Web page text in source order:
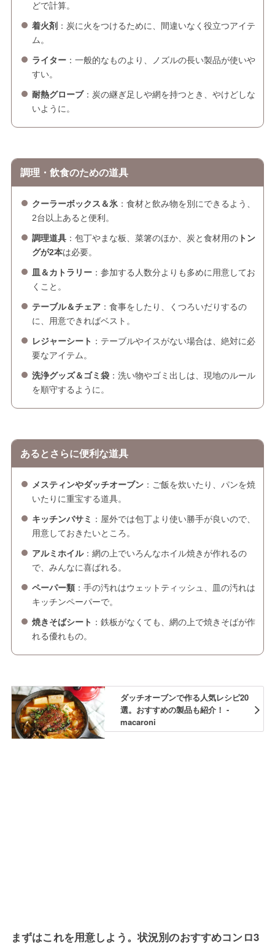
どで計算。
着火剤 ：炭に火をつけるために、間違いなく役立つアイテ
ム。
ライター：一般的なものより、ノズルの長い製品が使いや
すい。
耐熱グローブ：炭の継ぎ足しや網を持つとき、やけどしな
いように。
調理・飲食のための道具
クーラーボックス＆氷：食材と飲み物を別にできるよう、
2台以上あると便利。
調理道具：包丁やまな板、菜箸のほか、炭と食材用のトン
グが2本は必要。
皿＆カトラリー：参加する人数分よりも多めに用意してお
くこと。
テーブル＆チェア：食事をしたり、くつろいだりするの
に、用意できればベスト。
レジャーシート ：テーブルやイスがない場合は、絶対に必
要なアイテム。
洗浄グッズ＆ゴミ袋：洗い物やゴミ出しは、現地のルール
を順守するように。
あるとさらに便利な道具
メスティンやダッチオーブン：ご飯を炊いたり、パンを焼
いたりに重宝する道具。
キッチンバサミ
：屋外では包丁より使い勝手が良いので、
用意しておきたいところ。
アルミホイル：網の上でいろんなホイル焼きが作れるの
で、みんなに喜ばれる。
ペーパー類：手の汚れはウェットティッシュ、皿の汚れは
キッチンペーパーで。
焼きそばシート ：鉄板がなくても、網の上で焼きそばが作
れる優れもの。
ダッチオーブンで作る人気レシピ20
選。おすすめの製品も紹介！ -
macaroni
まずはこれを用意しよう。状況別のおすすめコンロ3